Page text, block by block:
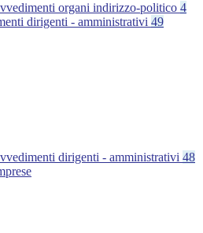
organi indirizzo-politico 4
dirigenti - amministrativi 49
dirigenti - amministrativi 48